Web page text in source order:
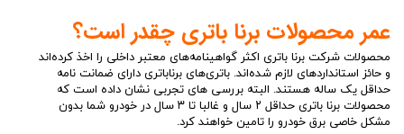
عمر محصولات برنا باتری چقدر است؟
محصولات شرکت برنا باتری اکثر گواهینامه‌های معتبر داخلی را اخذ کرده‌اند
و حائز استانداردهای لازم شده‌اند. باتری‌های برناباتری دارای ضمانت نامه
حداقل یک ساله هستند. البته بررسی های تجربی نشان داده است که
محصولات برنا باتری حداقل ۲ سال و غالبا تا ۳ سال در خودرو شما بدون
مشکل خاصی برق خودرو را تامین خواهند کرد.